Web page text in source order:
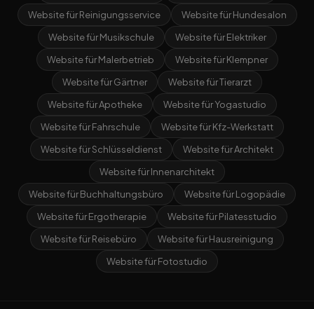
Website für Reinigungsservice
Website für Hundesalon
Website für Musikschule
Website für Elektriker
Website für Malerbetrieb
Website für Klempner
Website für Gärtner
Website für Tierarzt
Website für Apotheke
Website für Yogastudio
Website für Fahrschule
Website für Kfz-Werkstatt
Website für Schlüsseldienst
Website für Architekt
Website für Innenarchitekt
Website für Buchhaltungsbüro
Website für Logopädie
Website für Ergotherapie
Website für Pilatesstudio
Website für Reisebüro
Website für Hausreinigung
Website für Fotostudio